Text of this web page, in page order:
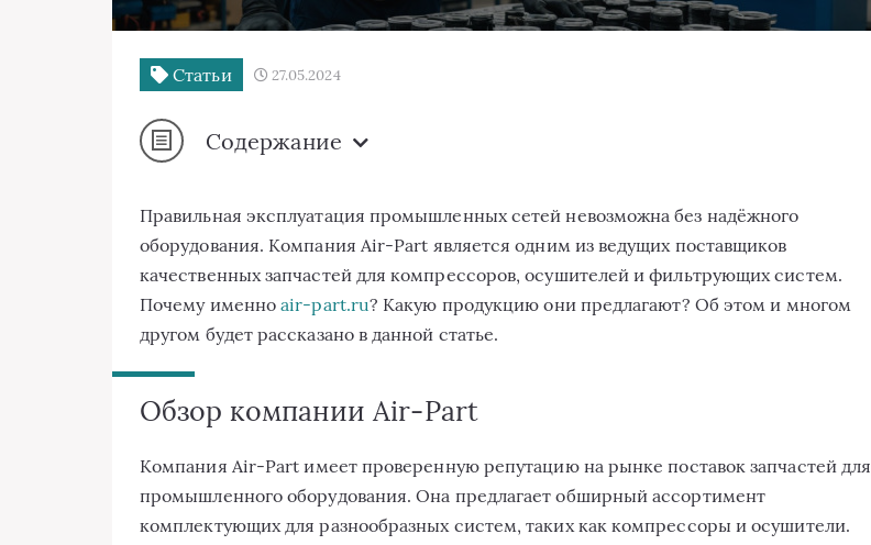
Статьи 27.05.2024
Содержание
Правильная эксплуатация промышленных сетей невозможна без надёжного
оборудования. Компания Air-Part является одним из ведущих поставщиков
качественных запчастей для компрессоров, осушителей и фильтрующих систем.
Почему именноair-part.ru? Какую продукцию они предлагают? Об этом и многом
другом будет рассказано в данной статье.
Обзор компании Air-Part
Компания Air-Part имеет проверенную репутацию на рынке поставок запчастей для
промышленного оборудования. Она предлагает обширный ассортимент
комплектующих для разнообразных систем, таких как компрессоры и осушители.